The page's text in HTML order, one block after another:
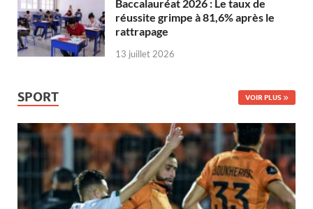
Baccalauréat 2026 : Le taux de
réussite grimpe à 81,6% après le
rattrapage
13 juillet 2026
SPORT VOIR PLUS